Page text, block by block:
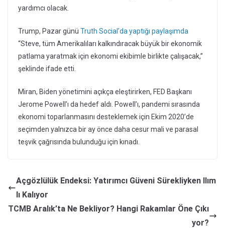
yardımcı olacak.
Trump, Pazar günü Truth Social’da yaptığı paylaşımda
“Steve, tüm Amerikalıları kalkındıracak büyük bir ekonomik
patlama yaratmak için ekonomi ekibimle birlikte çalışacak,”
şeklinde ifade etti.
Miran, Biden yönetimini açıkça eleştirirken, FED Başkanı
Jerome Powell’ı da hedef aldı. Powell’ı, pandemi sırasında
ekonomi toparlanmasını desteklemek için Ekim 2020’de
seçimden yalnızca bir ay önce daha cesur mali ve parasal
teşvik çağrısında bulunduğu için kınadı.
Açgözlülük Endeksi: Yatırımcı Güveni Sürekliyken Ilım
lı Kalıyor
TCMB Aralık’ta Ne Bekliyor? Hangi Rakamlar Öne Çıkı
yor?